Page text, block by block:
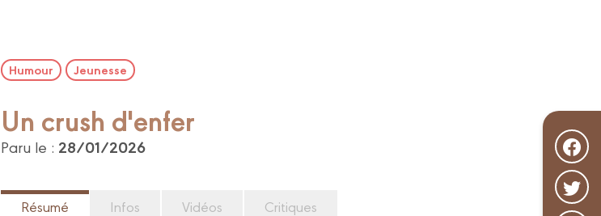
Humour Jeunesse
Un crush d'enfer
Paru le : 28/01/2026
Résumé Infos Vidéos Critiques